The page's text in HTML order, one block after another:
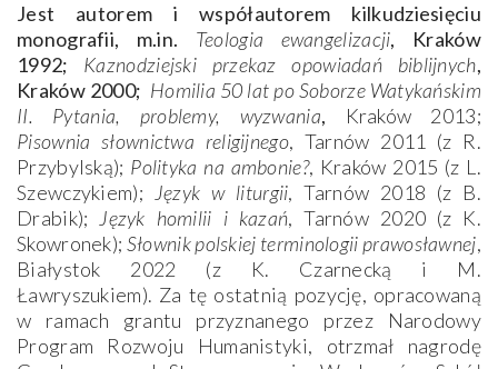
Jest autorem i współautorem kilkudziesięciu
monografii, m.in.
Teologia ewangelizacji, Kraków
1992;
Kaznodziejski przekaz opowiadań biblijnych,
Kraków 2000; Homilia 50 lat po Soborze Watykańskim
II. Pytania, problemy, wyzwania,
Kraków 2013;
Pisownia słownictwa religijnego, Tarnów 2011 (z R.
Przybylską); Polityka na ambonie?, Kraków 2015 (z L.
Szewczykiem);
Język w liturgii, Tarnów 2018 (z B.
Drabik);
Język homilii i kazań, Tarnów 2020 (z K.
Skowronek); Słownik polskiej terminologii prawosławnej,
Białystok 2022 (z K. Czarnecką i M.
Ławryszukiem). Za tę ostatnią pozycję, opracowaną
w ramach grantu przyznanego przez Narodowy
Program Rozwoju Humanistyki, otrzmał nagrodę